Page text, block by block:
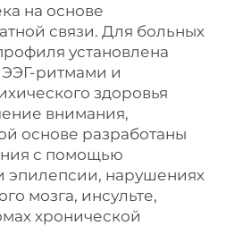
на основе
связи. Для больных
установлена
ритмами и
здоровья
внимания,
основе разработаны
с помощью
эпилепсии, нарушениях
мозга, инсульте,
хронической